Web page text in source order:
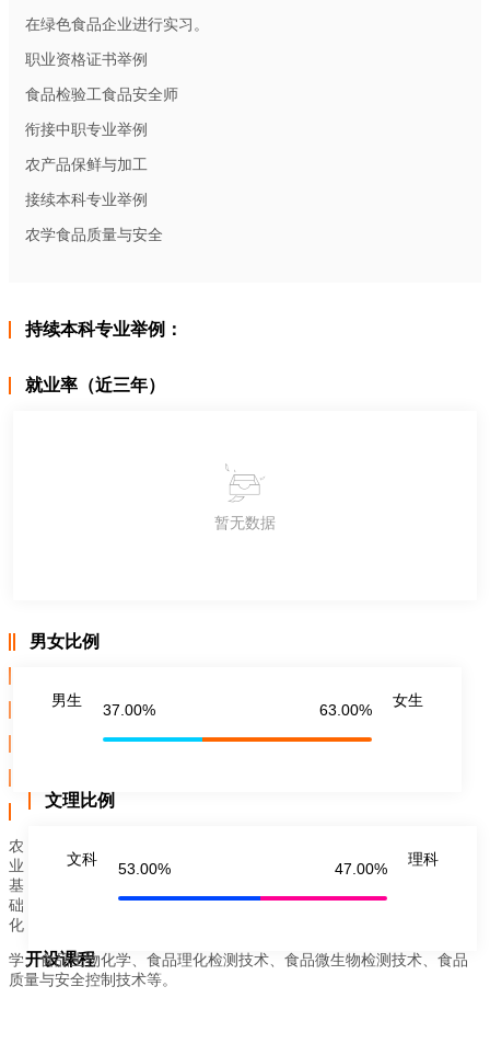
在绿色食品企业进行实习。
职业资格证书举例
食品检验工食品安全师
衔接中职专业举例
农产品保鲜与加工
接续本科专业举例
农学食品质量与安全
持续本科专业举例：
就业率（近三年）
暂无数据
男女比例
男生
37.00% 63.00%
女生
文理比例
文科
53.00% 47.00%
理科
开设课程
农
业
基
础
化
学、食品生物化学、食品理化检测技术、食品微生物检测技术、食品
质量与安全控制技术等。